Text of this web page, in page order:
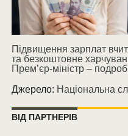
Підвищення зарплат
та безкоштовне
Прем’єр-міністр –
Джерело: Національна
ВІД ПАРТНЕРІВ